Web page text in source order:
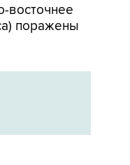
восточнее
поражены